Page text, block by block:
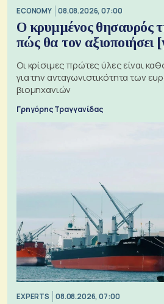
ECONOMY 08.08.2026, 07:00
Ο κρυμμένος θησαυρός
πώς θα τον
Οι κρίσιμες πρώτες ύλες είναι
για την ανταγωνιστικότητα των
βιομηχανιών
Γρηγόρης Τραγγανίδας
EXPERTS 08.08.2026, 07:00